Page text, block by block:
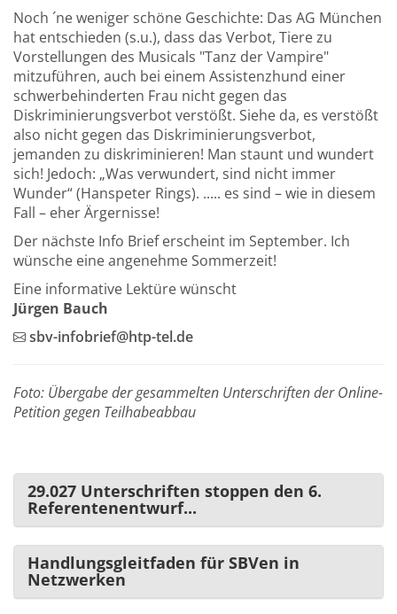
Noch ´ne weniger schöne Geschichte: Das AG München
hat entschieden (s.u.), dass das Verbot, Tiere zu
Vorstellungen des Musicals "Tanz der Vampire"
mitzuführen, auch bei einem Assistenzhund einer
schwerbehinderten Frau nicht gegen das
Diskriminierungsverbot verstößt. Siehe da, es verstößt
also nicht gegen das Diskriminierungsverbot,
jemanden zu diskriminieren! Man staunt und wundert
sich! Jedoch: „Was verwundert, sind nicht immer
Wunder“ (Hanspeter Rings). ..... es sind – wie in diesem
Fall – eher Ärgernisse!
Der nächste Info Brief erscheint im September. Ich
wünsche eine angenehme Sommerzeit!
Eine informative Lektüre wünscht
Jürgen Bauch
sbv-infobrief@htp-tel.de
Foto: Übergabe der gesammelten Unterschriften der Online-
Petition gegen Teilhabeabbau
29.027 Unterschriften stoppen den 6.
Referentenentwurf...
Handlungsgleitfaden für SBVen in
Netzwerken